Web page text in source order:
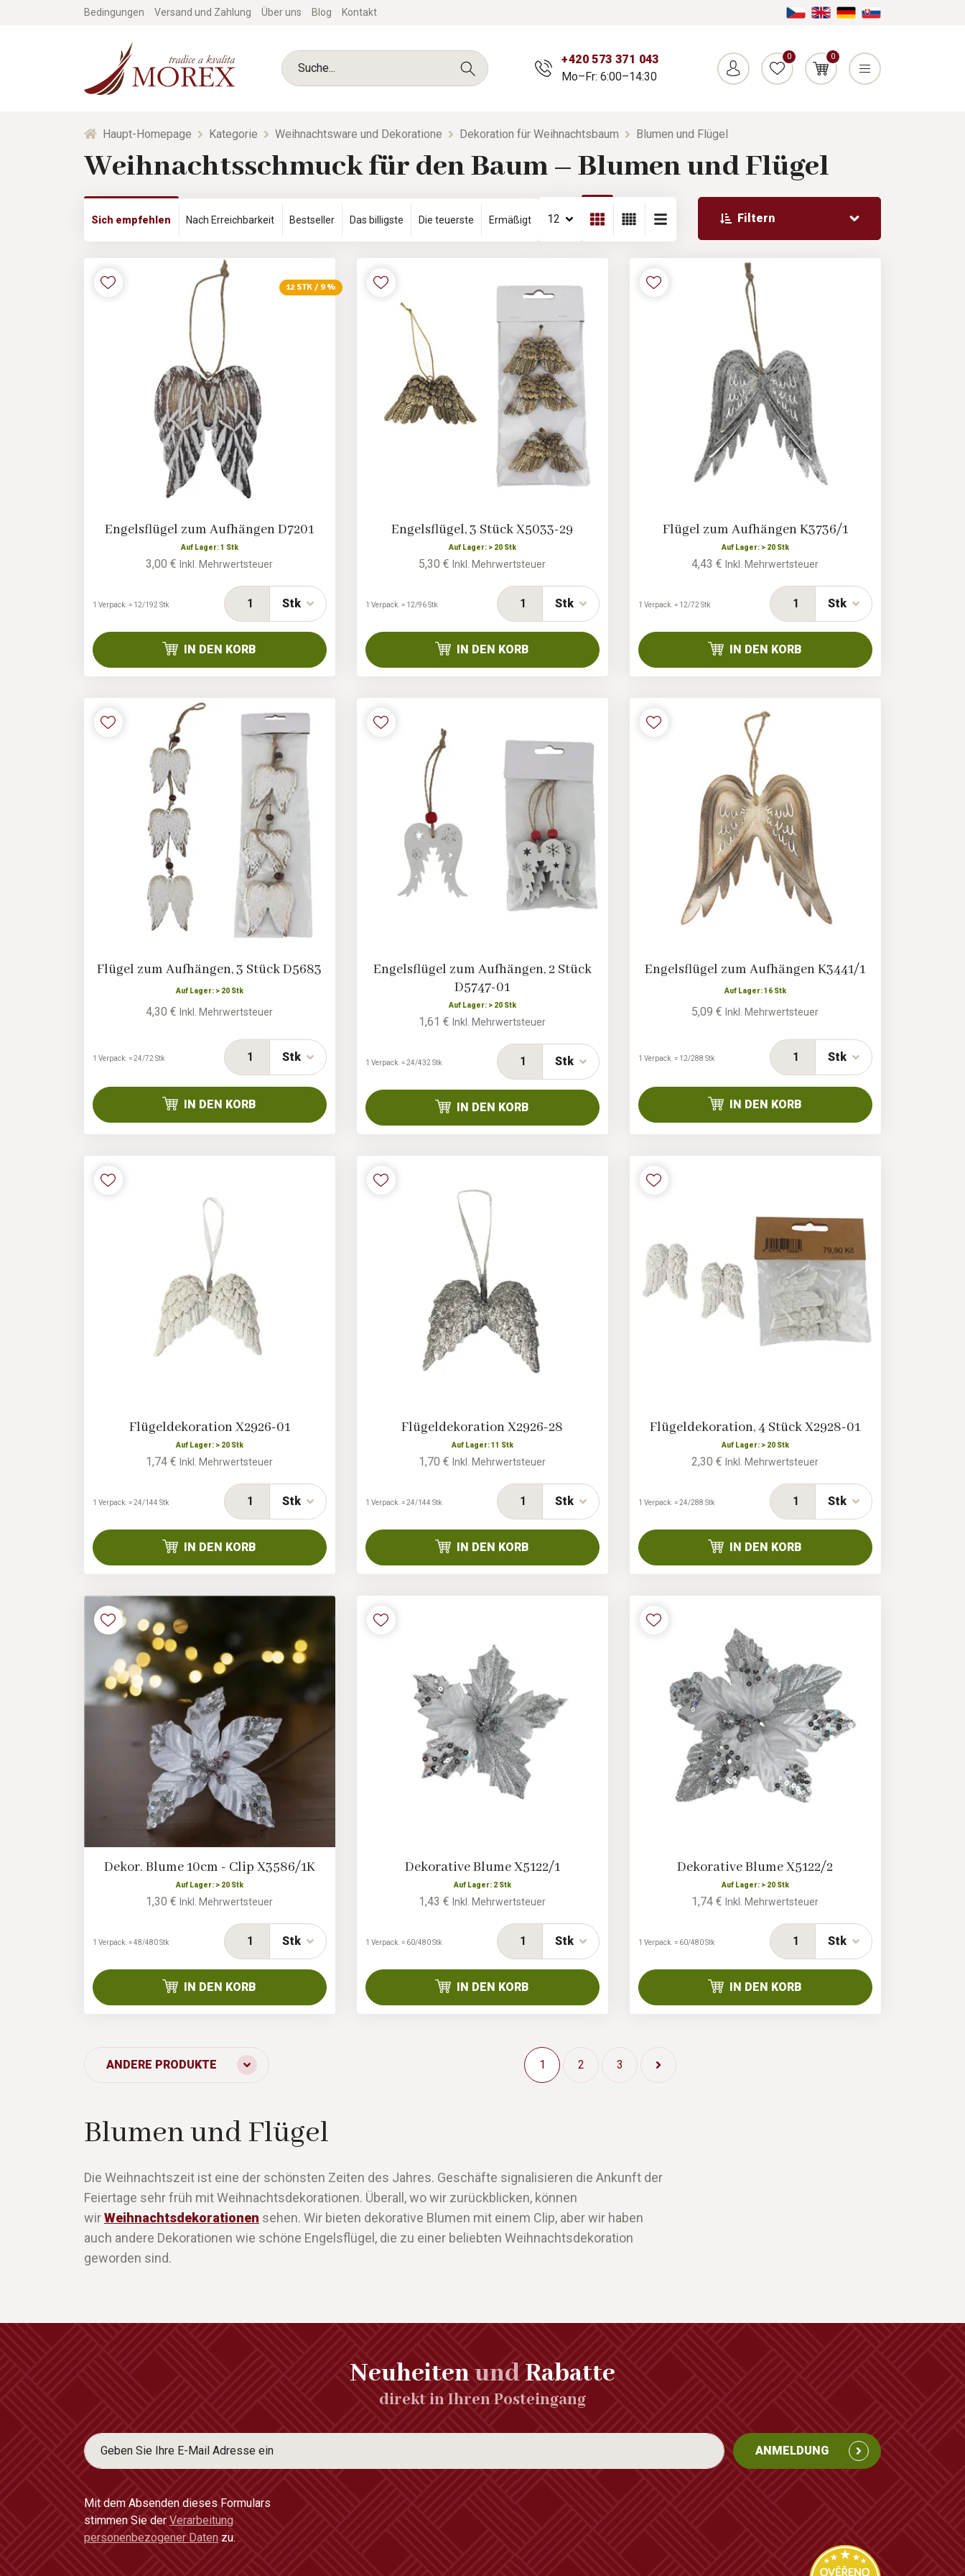
Bedingungen Versand und Zahlung Über uns Blog Kontakt
+420 573 371 043
Mo–Fr: 6:00–14:30
0 0
Haupt-Homepage Kategorie Weihnachtsware und Dekoratione Dekoration für Weihnachtsbaum Blumen und Flügel
Weihnachtsschmuck für den Baum – Blumen und Flügel
Sich empfehlen Nach Erreichbarkeit Bestseller Das billigste Die teuerste Ermäßigt 12 Filtern
12 STK / 9 %
Engelsflügel zum Aufhängen D7201
Auf Lager: 1 Stk
3,00 €Inkl. Mehrwertsteuer
Stk
1 Verpack. = 12/192 Stk
IN DEN KORB
Engelsflügel, 3 Stück X5033-29
Auf Lager: > 20 Stk
5,30 €Inkl. Mehrwertsteuer
Stk
1 Verpack. = 12/96 Stk
IN DEN KORB
Flügel zum Aufhängen K3736/1
Auf Lager: > 20 Stk
4,43 €Inkl. Mehrwertsteuer
Stk
1 Verpack. = 12/72 Stk
IN DEN KORB
Flügel zum Aufhängen, 3 Stück D5683
Auf Lager: > 20 Stk
4,30 €Inkl. Mehrwertsteuer
Stk
1 Verpack. = 24/72 Stk
IN DEN KORB
Engelsflügel zum Aufhängen, 2 Stück
D5747-01
Auf Lager: > 20 Stk
1,61 €Inkl. Mehrwertsteuer
Stk
1 Verpack. = 24/432 Stk
IN DEN KORB
Engelsflügel zum Aufhängen K3441/1
Auf Lager: 16 Stk
5,09 €Inkl. Mehrwertsteuer
Stk
1 Verpack. = 12/288 Stk
IN DEN KORB
Flügeldekoration X2926-01
Auf Lager: > 20 Stk
1,74 €Inkl. Mehrwertsteuer
Stk
1 Verpack. = 24/144 Stk
IN DEN KORB
Flügeldekoration X2926-28
Auf Lager: 11 Stk
1,70 €Inkl. Mehrwertsteuer
Stk
1 Verpack. = 24/144 Stk
IN DEN KORB
Flügeldekoration, 4 Stück X2928-01
Auf Lager: > 20 Stk
2,30 €Inkl. Mehrwertsteuer
Stk
1 Verpack. = 24/288 Stk
IN DEN KORB
Dekor. Blume 10cm - Clip X3586/1K
Auf Lager: > 20 Stk
1,30 €Inkl. Mehrwertsteuer
Stk
1 Verpack. = 48/480 Stk
IN DEN KORB
Dekorative Blume X5122/1
Auf Lager: 2 Stk
1,43 €Inkl. Mehrwertsteuer
Stk
1 Verpack. = 60/480 Stk
IN DEN KORB
Dekorative Blume X5122/2
Auf Lager: > 20 Stk
1,74 €Inkl. Mehrwertsteuer
Stk
1 Verpack. = 60/480 Stk
IN DEN KORB
ANDERE PRODUKTE 1 2 3
Blumen und Flügel
Die Weihnachtszeit ist eine der schönsten Zeiten des Jahres. Geschäfte signalisieren die Ankunft der
Feiertage sehr früh mit Weihnachtsdekorationen. Überall, wo wir zurückblicken, können
wirWeihnachtsdekorationen sehen. Wir bieten dekorative Blumen mit einem Clip, aber wir haben
auch andere Dekorationen wie schöne Engelsflügel, die zu einer beliebten Weihnachtsdekoration
geworden sind.
NeuheitenundRabatte
direkt in Ihren Posteingang
ANMELDUNG
Mit dem Absenden dieses Formulars
stimmen Sie der Verarbeitung
personenbezogener Daten zu.